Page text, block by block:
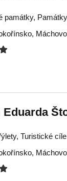
památky,
,
Eduarda
Turistické cíle
,